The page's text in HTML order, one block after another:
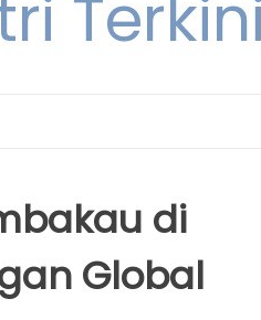
Terkini
di
Global